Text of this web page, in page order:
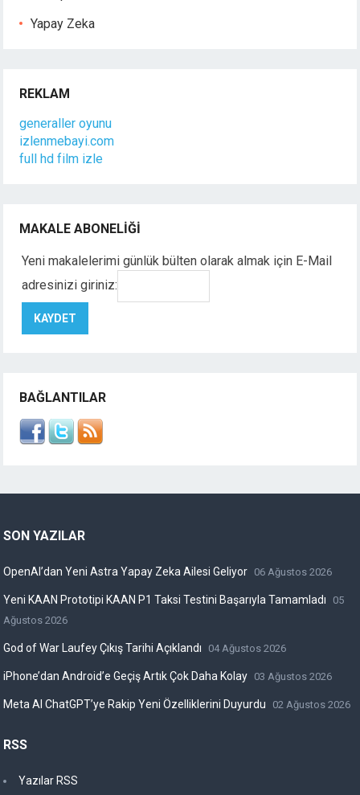
Yapay Zeka
REKLAM
generaller oyunu
izlenmebayi.com
full hd film izle
MAKALE ABONELIĞI
Yeni makalelerimi günlük bülten olarak almak için E-Mail
adresinizi giriniz:
BAĞLANTILAR
SON YAZILAR
OpenAI’dan Yeni Astra Yapay Zeka Ailesi Geliyor 06 Ağustos 2026
Yeni KAAN Prototipi KAAN P1 Taksi Testini Başarıyla Tamamladı
05
Ağustos 2026
God of War Laufey Çıkış Tarihi Açıklandı 04 Ağustos 2026
iPhone’dan Android’e Geçiş Artık Çok Daha Kolay 03 Ağustos 2026
Meta AI ChatGPT’ye Rakip Yeni Özelliklerini Duyurdu 02 Ağustos 2026
RSS
Yazılar RSS